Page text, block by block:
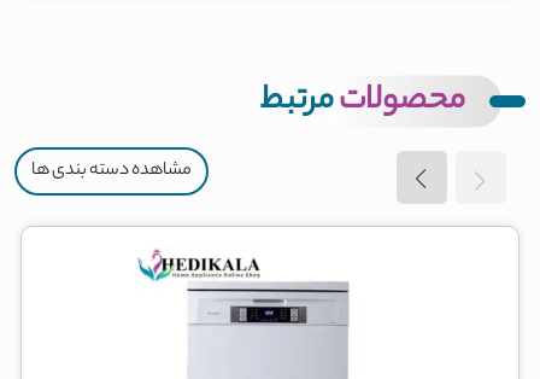
محصولاتمرتبط
مشاهده دسته بندی ها